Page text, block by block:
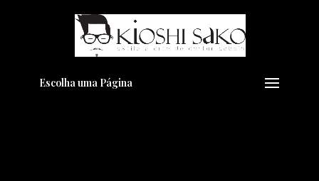
Escolha uma Página
Pensando em transformar seu
Visual??